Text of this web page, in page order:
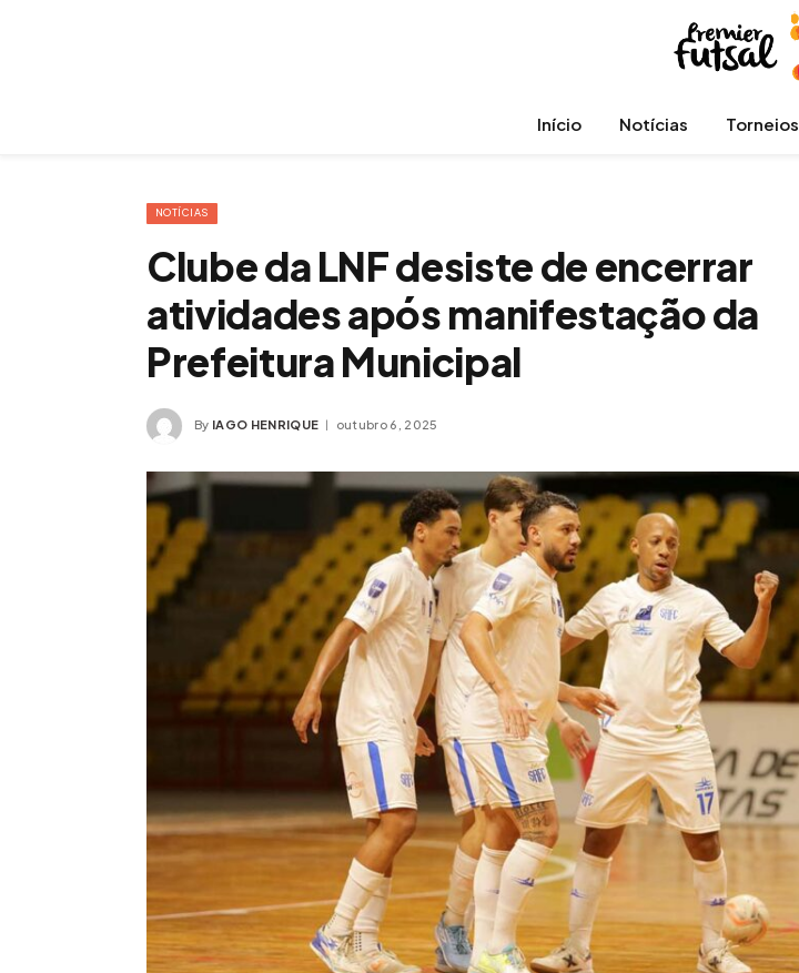
Início Notícias Torneios
NOTÍCIAS
Clube da LNF desiste de encerrar
atividades após manifestação da
Prefeitura Municipal
By IAGO HENRIQUE outubro 6, 2025